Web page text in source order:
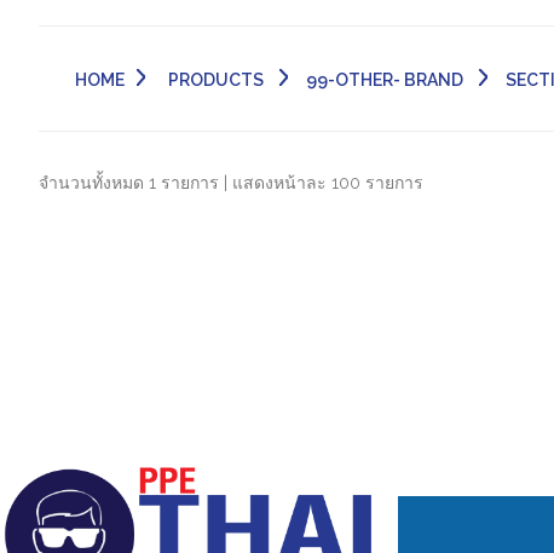
HOME PRODUCTS 99-OTHER- BRAND
จำนวนทั้งหมด 1 รายการ | แสดงหน้าละ 100 รายการ